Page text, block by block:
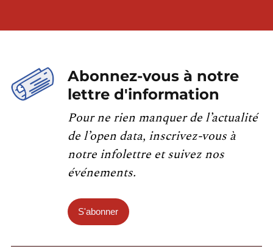
Abonnez-vous à notre
lettre d'information
Pour ne rien manquer de l’actualité
de l’open data, inscrivez-vous à
notre infolettre et suivez nos
événements.
S'abonner